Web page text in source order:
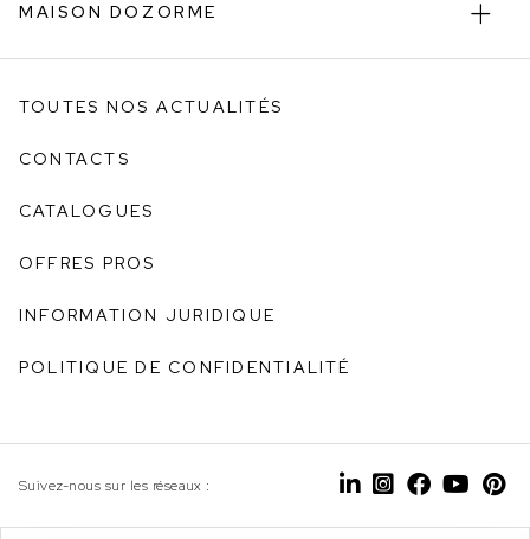
MAISON DOZORME
TOUTES NOS ACTUALITÉS
CONTACTS
CATALOGUES
OFFRES PROS
INFORMATION JURIDIQUE
POLITIQUE DE CONFIDENTIALITÉ
Suivez-nous sur les réseaux :